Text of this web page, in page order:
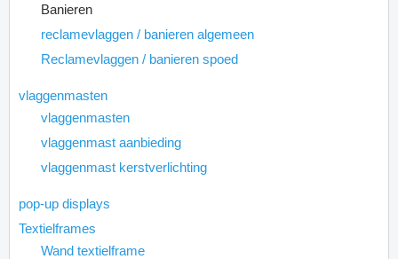
Banieren
reclamevlaggen / banieren algemeen
Reclamevlaggen / banieren spoed
vlaggenmasten
vlaggenmasten
vlaggenmast aanbieding
vlaggenmast kerstverlichting
pop-up displays
Textielframes
Wand textielframe